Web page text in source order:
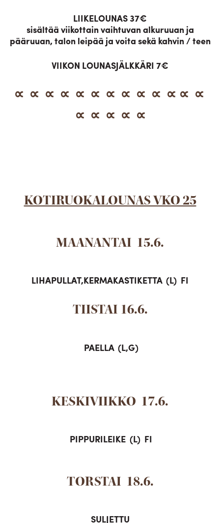
LIIKELOUNAS 37€
sisältää viikottain vaihtuvan alkuruuan ja
pääruuan, talon leipää ja voita sekä kahvin / teen
VIIKON LOUNASJÄLKKÄRI 7€
∝ ∝ ∝ ∝ ∝ ∝ ∝ ∝ ∝ ∝ ∝ ∝ ∝
∝ ∝ ∝ ∝ ∝
KOTIRUOKALOUNAS VKO 25
MAANANTAI 15.6.
LIHAPULLAT,KERMAKASTIKETTA (L) FI
TIISTAI 16.6.
PAELLA (L,G)
KESKIVIIKKO 17.6.
PIPPURILEIKE (L) FI
TORSTAI 18.6.
SULJETTU